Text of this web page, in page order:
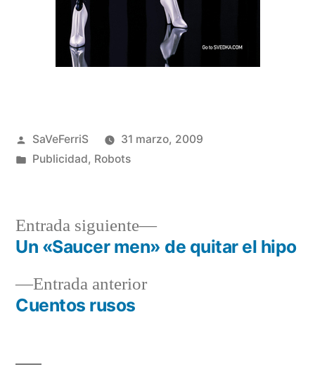
Publicado
por
SaVeFerriS
31 marzo, 2009
Publicado
Publicidad, Robots
Navegación
deEntrada anteriorEntrada
Cuentos rusos
Entrada siguiente
Entrada
siguiente:
Un «Saucer men» de quitar el hipo